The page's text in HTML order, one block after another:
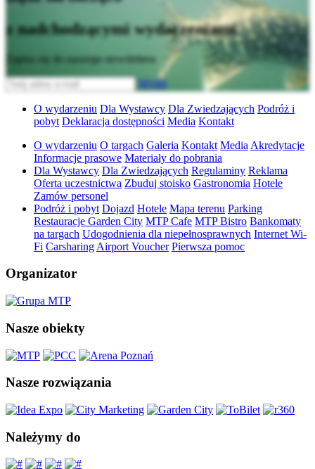
z nadchodzącymi wydarzeniami
Zapisz się do naszego newslettera
Wyślij
O wydarzeniu Dla Wystawcy Dla Zwiedzających Podróż i
pobyt Deklaracja dostępności Media Kontakt
O wydarzeniu O targach Galeria Kontakt Media Akredytacje
Informacje prasowe Materiały do pobrania
Dla Wystawcy Dla Zwiedzających Regulaminy Reklama
Oferta uczestnictwa Zbuduj stoisko Gastronomia Hotele
Zamów personel
Podróż i pobyt Dojazd Hotele Mapa terenu Parking
Restauracje Garden City MTP Cafe MTP Bistro Bankomaty
na targach Udogodnienia dla niepełnosprawnych Internet Wi-
Fi Carsharing Airport Voucher Pierwsza pomoc
Organizator
Nasze obiekty
Nasze rozwiązania
Należymy do